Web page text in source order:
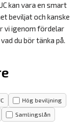
kan vara en smart
beviljat och kanske
vi igenom fördelar
du bör tänka på.
Hög beviljning
Samlingslån